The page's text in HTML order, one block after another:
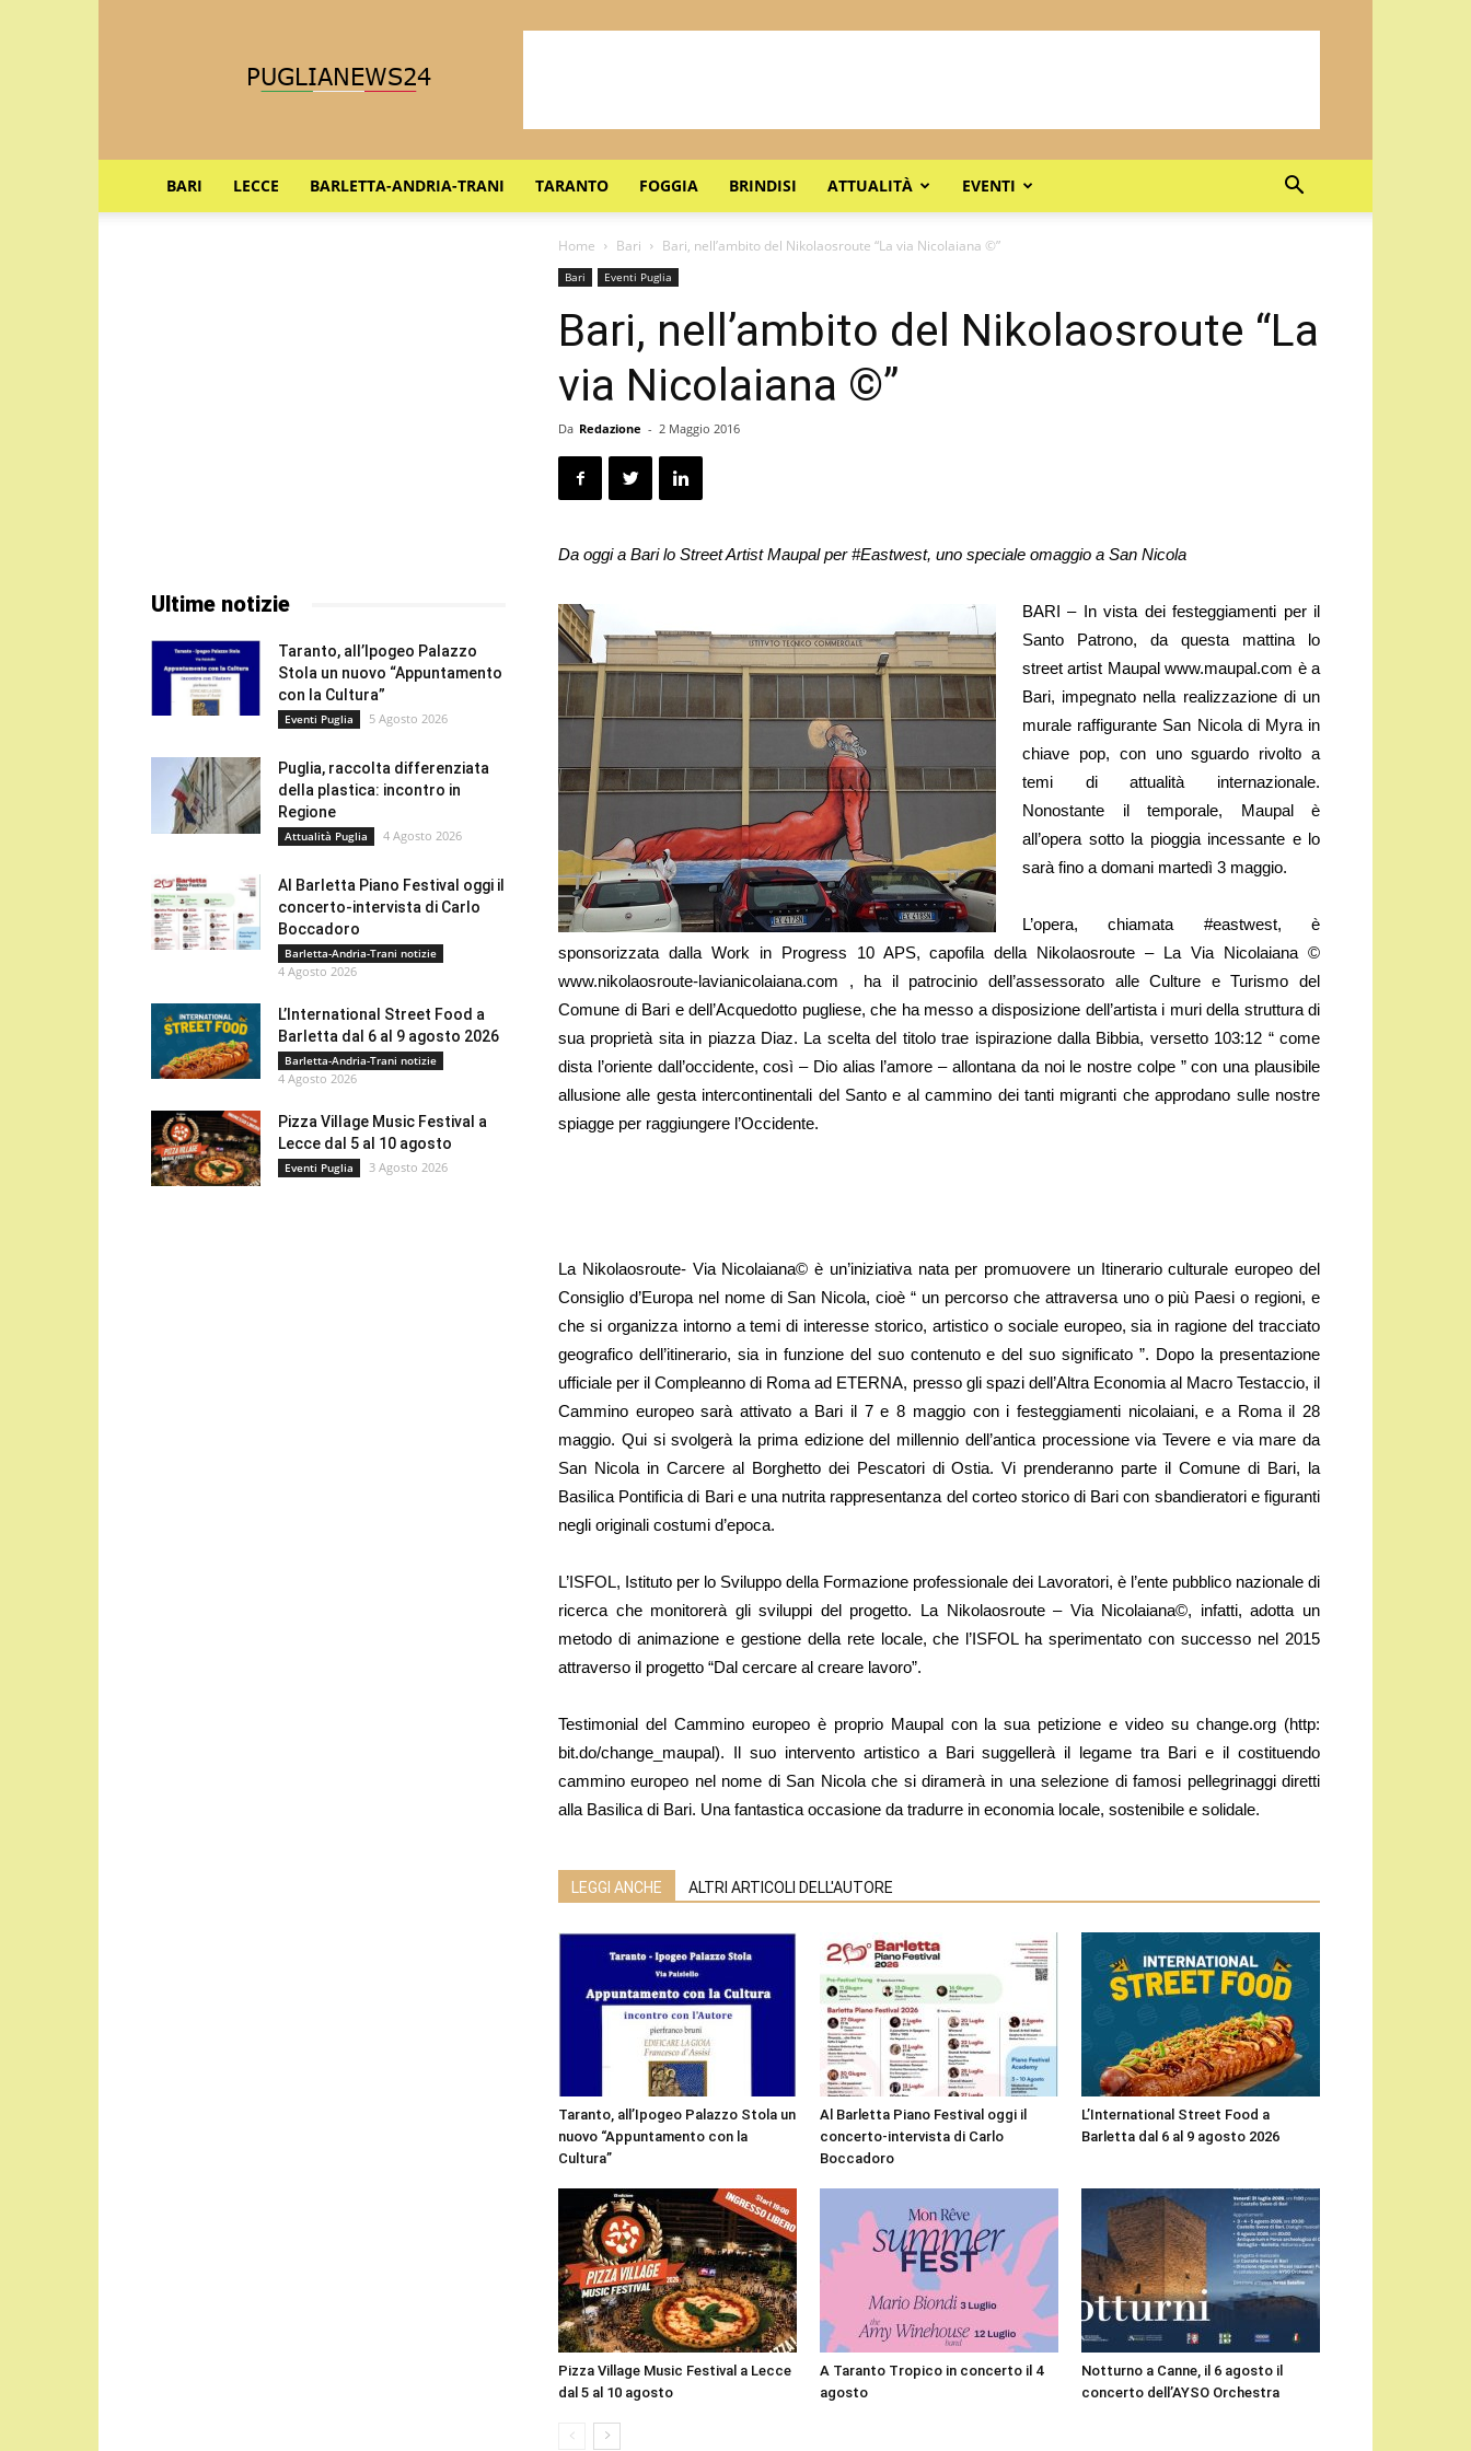
BARI LECCE BARLETTA-ANDRIA-TRANI TARANTO FOGGIA BRINDISI ATTUALITÀ EVENTI
Home Bari Bari, nell’ambito del Nikolaosroute “La via Nicolaiana ©”
Bari Eventi Puglia
Bari, nell’ambito del Nikolaosroute “La
via Nicolaiana ©”
Da Redazione - 2 Maggio 2016
Da oggi a Bari lo Street Artist Maupal per #Eastwest, uno speciale omaggio a San Nicola
BARI – In vista dei festeggiamenti per il
Santo Patrono, da questa mattina lo
street artist Maupal www.maupal.com è a
Bari, impegnato nella realizzazione di un
murale raffigurante San Nicola di Myra in
chiave pop, con uno sguardo rivolto a
temi di attualità internazionale.
Nonostante il temporale, Maupal è
all’opera sotto la pioggia incessante e lo
sarà fino a domani martedì 3 maggio.
L’opera, chiamata #eastwest, è
sponsorizzata dalla Work in Progress 10 APS, capofila della Nikolaosroute – La Via Nicolaiana ©
www.nikolaosroute-lavianicolaiana.com , ha il patrocinio dell’assessorato alle Culture e Turismo del
Comune di Bari e dell’Acquedotto pugliese, che ha messo a disposizione dell’artista i muri della struttura di
sua proprietà sita in piazza Diaz. La scelta del titolo trae ispirazione dalla Bibbia, versetto 103:12 “ come
dista l’oriente dall’occidente, così – Dio alias l’amore – allontana da noi le nostre colpe ” con una plausibile
allusione alle gesta intercontinentali del Santo e al cammino dei tanti migranti che approdano sulle nostre
spiagge per raggiungere l’Occidente.
La Nikolaosroute- Via Nicolaiana© è un’iniziativa nata per promuovere un Itinerario culturale europeo del
Consiglio d’Europa nel nome di San Nicola, cioè “ un percorso che attraversa uno o più Paesi o regioni, e
che si organizza intorno a temi di interesse storico, artistico o sociale europeo, sia in ragione del tracciato
geografico dell’itinerario, sia in funzione del suo contenuto e del suo significato ”. Dopo la presentazione
ufficiale per il Compleanno di Roma ad ETERNA, presso gli spazi dell’Altra Economia al Macro Testaccio, il
Cammino europeo sarà attivato a Bari il 7 e 8 maggio con i festeggiamenti nicolaiani, e a Roma il 28
maggio. Qui si svolgerà la prima edizione del millennio dell’antica processione via Tevere e via mare da
San Nicola in Carcere al Borghetto dei Pescatori di Ostia. Vi prenderanno parte il Comune di Bari, la
Basilica Pontificia di Bari e una nutrita rappresentanza del corteo storico di Bari con sbandieratori e figuranti
negli originali costumi d’epoca.
L’ISFOL, Istituto per lo Sviluppo della Formazione professionale dei Lavoratori, è l’ente pubblico nazionale di
ricerca che monitorerà gli sviluppi del progetto. La Nikolaosroute – Via Nicolaiana©, infatti, adotta un
metodo di animazione e gestione della rete locale, che l’ISFOL ha sperimentato con successo nel 2015
attraverso il progetto “Dal cercare al creare lavoro”.
Testimonial del Cammino europeo è proprio Maupal con la sua petizione e video su change.org (http:
bit.do/change_maupal). Il suo intervento artistico a Bari suggellerà il legame tra Bari e il costituendo
cammino europeo nel nome di San Nicola che si diramerà in una selezione di famosi pellegrinaggi diretti
alla Basilica di Bari. Una fantastica occasione da tradurre in economia locale, sostenibile e solidale.
LEGGI ANCHE ALTRI ARTICOLI DELL'AUTORE
Taranto, all’Ipogeo Palazzo Stola un
nuovo “Appuntamento con la
Cultura”
Al Barletta Piano Festival oggi il
concerto-intervista di Carlo
Boccadoro
L’International Street Food a
Barletta dal 6 al 9 agosto 2026
Pizza Village Music Festival a Lecce
dal 5 al 10 agosto
A Taranto Tropico in concerto il 4
agosto
Notturno a Canne, il 6 agosto il
concerto dell’AYSO Orchestra
Ultime notizie
Taranto, all’Ipogeo Palazzo
Stola un nuovo “Appuntamento
con la Cultura”
Eventi Puglia 5 Agosto 2026
Puglia, raccolta differenziata
della plastica: incontro in
Regione
Attualità Puglia 4 Agosto 2026
Al Barletta Piano Festival oggi il
concerto-intervista di Carlo
Boccadoro
Barletta-Andria-Trani notizie
4 Agosto 2026
L’International Street Food a
Barletta dal 6 al 9 agosto 2026
Barletta-Andria-Trani notizie
4 Agosto 2026
Pizza Village Music Festival a
Lecce dal 5 al 10 agosto
Eventi Puglia 3 Agosto 2026